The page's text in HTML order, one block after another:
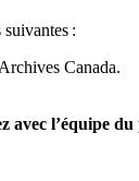
:
Canada.
avec l’équipe